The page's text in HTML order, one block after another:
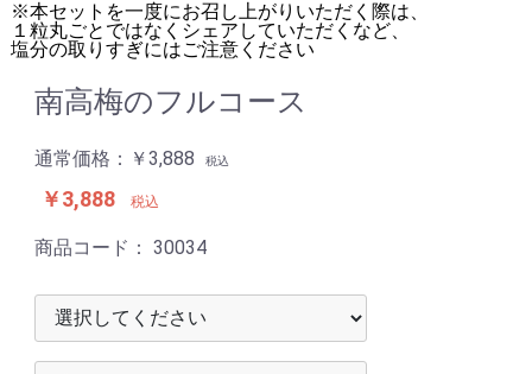
※本セットを一度にお召し上がりいただく際は、
１粒丸ごとではなくシェアしていただくなど、
塩分の取りすぎにはご注意ください